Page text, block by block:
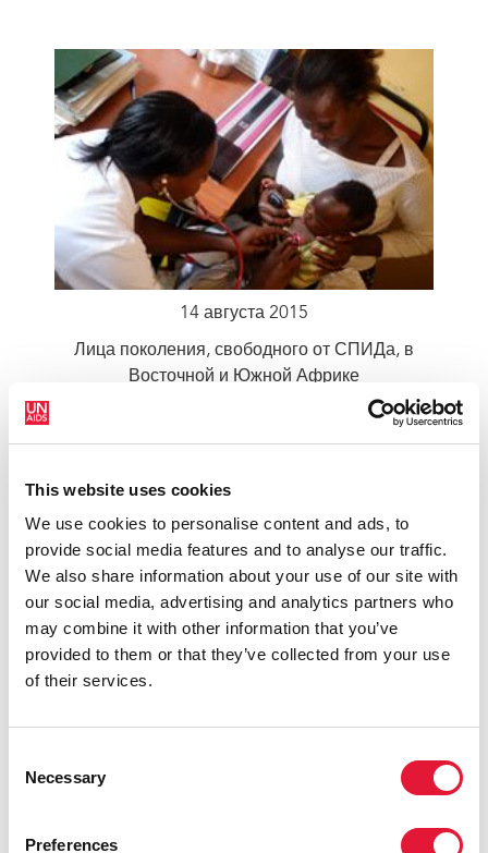
This website uses cookies
We use cookies to personalise content and ads, to
provide social media features and to analyse our traffic.
We also share information about your use of our site with
our social media, advertising and analytics partners who
may combine it with other information that you’ve
provided to them or that they’ve collected from your use
of their services.
Selection
Necessary
Preferences
14 августа 2015
Лица поколения, свободного от СПИДа, в
Восточной и Южной Африке
новых случаев инфицирования ВИЧ среди